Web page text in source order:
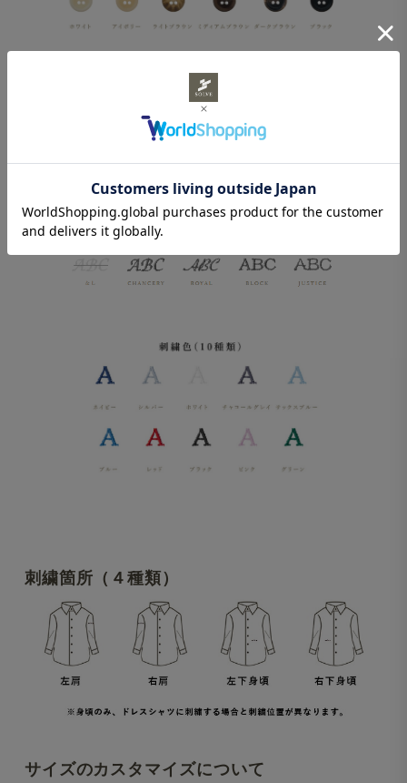
刺繍をご希望の場合は、フォント、位置、糸の色と刺繍したい文字
を入力してください。刺繍なしもお選びいただけます。
す。
刺繍箇所（４種類）
サイズのカスタマイズについて